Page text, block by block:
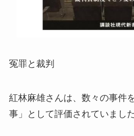
冤罪と裁判
紅林麻雄さんは、数々の事件
事」として評価されていました